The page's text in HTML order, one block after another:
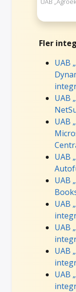
Fler
UAB
UAB
UAB
UAB
UAB
UAB
UAB
UAB
UAB